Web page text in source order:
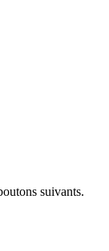
suivants.